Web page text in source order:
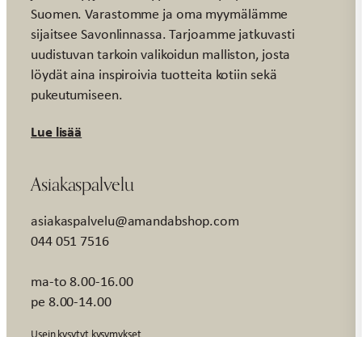
Suomen. Varastomme ja oma myymälämme
sijaitsee Savonlinnassa. Tarjoamme jatkuvasti
uudistuvan tarkoin valikoidun malliston, josta
löydät aina inspiroivia tuotteita kotiin sekä
pukeutumiseen.
Lue lisää
Asiakaspalvelu
asiakaspalvelu@amandabshop.com
044 051 7516
ma-to 8.00-16.00
pe 8.00-14.00
Usein kysytyt kysymykset